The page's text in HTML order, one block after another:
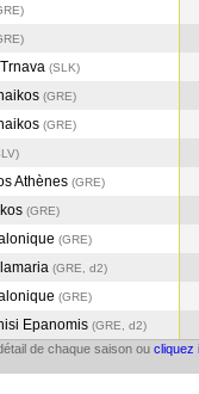
)
)
(SLK)
(GRE)
(GRE)
)
Athènes (GRE)
(GRE)
(GRE)
(GRE, d2)
(GRE)
Epanomis (GRE, d2)
de chaque saison ou cliquez